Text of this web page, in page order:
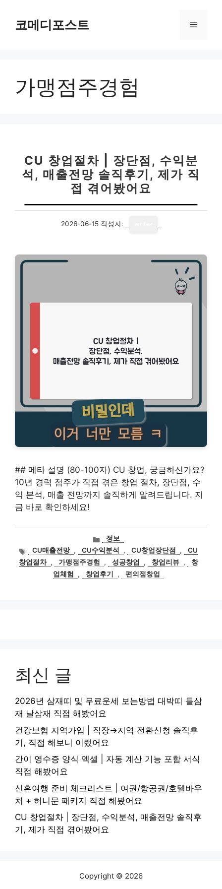
코메디포스트 메
가맹점주경험
CU 창업절차 | 장단점, 수익분
석, 매출전망 솔직후기, 제가 직
접 겪어봤어요
2026-06-15 작성자:
## 메타 설명 (80-100자) CU 창업, 궁금하신가요?
10년 경력 점주가 직접 겪은 창업 절차, 장단점, 수
익 분석, 매출 전망까지 솔직하게 알려드립니다. 지
금 바로 확인하세요!
카
테
고
리
정보
태
그
CU매출전망 , CU수익분석 , CU창업장단점 ,
CU
창업절차 , 가맹점주경험 , 성공창업 , 창업리뷰 ,
창
업체험
, 창업후기 , 편의점창업
최신 글
2026년 삼재띠 및 무료운세 보는방법 대박띠 들삼
재 날삼재 직접 해봤어요
건강보험 지역가입 | 직장→지역 전환신청 솔직후
기, 직접 해보니 이랬어요
간이 영수증 양식 엑셀 | 자동 계산 기능 포함 서식
직접 해봤어요
신혼여행 준비 체크리스트 | 여권/항공권/호텔바우
처 + 허니문 패키지 직접 해봤어요
CU 창업절차 | 장단점, 수익분석, 매출전망 솔직후
기, 제가 직접 겪어봤어요
Copyright © 2026